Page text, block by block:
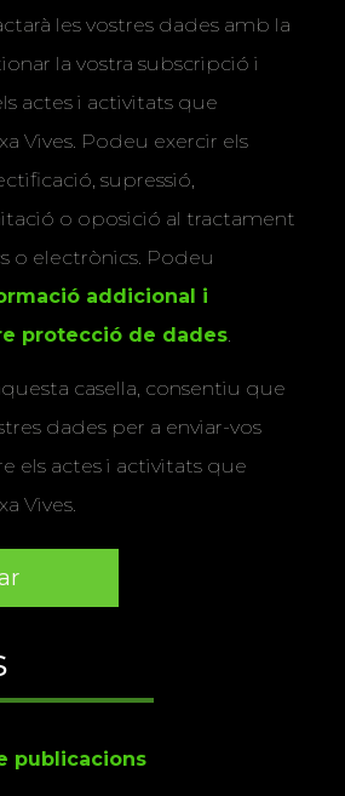
les vostres dades amb la
la vostra subscripció i
actes i activitats que
Vives. Podeu exercir els
supressió,
o oposició al tractament
o electrònics. Podeu
addicional i
protecció de dades.
casella, consentiu que
dades per a enviar-vos
els actes i activitats que
Vives.
publicacions